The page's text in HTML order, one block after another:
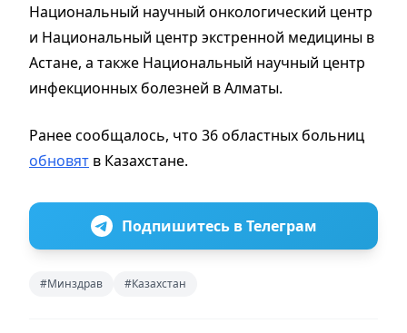
Национальный научный онкологический центр
и Национальный центр экстренной медицины в
Астане, а также Национальный научный центр
инфекционных болезней в Алматы.
Ранее сообщалось, что 36 областных больниц
обновят в Казахстане.
Подпишитесь в Телеграм
#Минздрав #Казахстан